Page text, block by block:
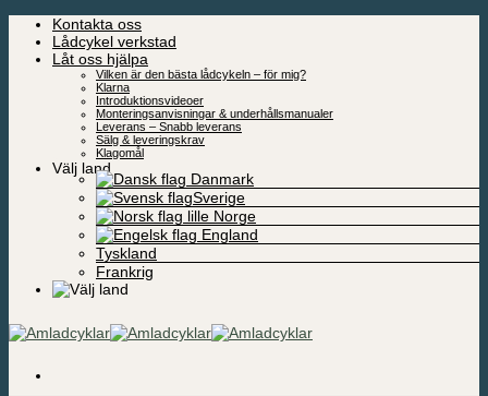
Skip
content
Kontakta oss
Lådcykel verkstad
Låt oss hjälpa
Vilken är den bästa lådcykeln – för mig?
Klarna
Introduktionsvideoer
Monteringsanvisningar & underhållsmanualer
Leverans – Snabb leverans
Sälg & leveringskrav
Klagomål
Välj land
Danmark
Sverige
Norge
England
Tyskland
Frankrig